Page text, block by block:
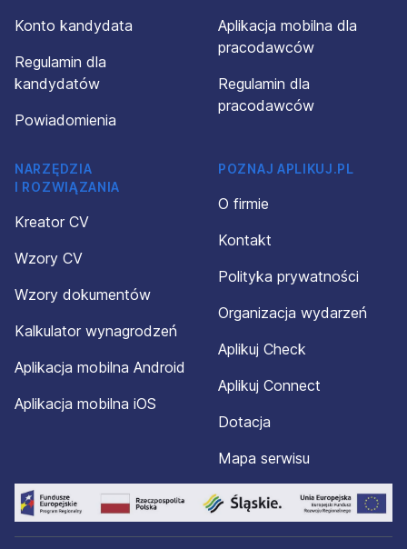
Konto kandydata
Regulamin dla
kandydatów
Powiadomienia
Aplikacja mobilna dla
pracodawców
Regulamin dla
pracodawców
NARZĘDZIA
I ROZWIĄZANIA
Kreator CV
Wzory CV
Wzory dokumentów
Kalkulator wynagrodzeń
Aplikacja mobilna Android
Aplikacja mobilna iOS
POZNAJ APLIKUJ.PL
O firmie
Kontakt
Polityka prywatności
Organizacja wydarzeń
Aplikuj Check
Aplikuj Connect
Dotacja
Mapa serwisu